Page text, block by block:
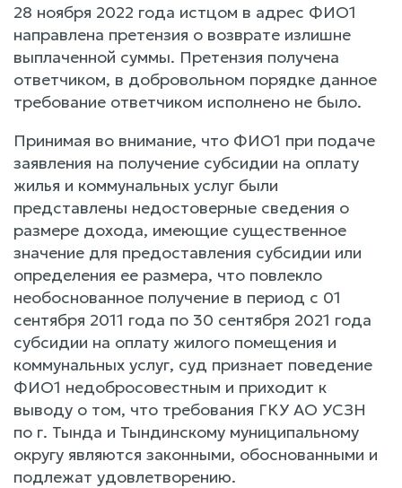
28 ноября 2022 года истцом в адрес ФИО1
направлена претензия о возврате излишне
выплаченной суммы. Претензия получена
ответчиком, в добровольном порядке данное
требование ответчиком исполнено не было.
Принимая во внимание, что ФИО1 при подаче
заявления на получение субсидии на оплату
жилья и коммунальных услуг были
представлены недостоверные сведения о
размере дохода, имеющие существенное
значение для предоставления субсидии или
определения ее размера, что повлекло
необоснованное получение в период с 01
сентября 2011 года по 30 сентября 2021 года
субсидии на оплату жилого помещения и
коммунальных услуг, суд признает поведение
ФИО1 недобросовестным и приходит к
выводу о том, что требования ГКУ АО УСЗН
по г. Тында и Тындинскому муниципальному
округу являются законными, обоснованными и
подлежат удовлетворению.